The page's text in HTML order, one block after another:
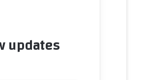
updates!